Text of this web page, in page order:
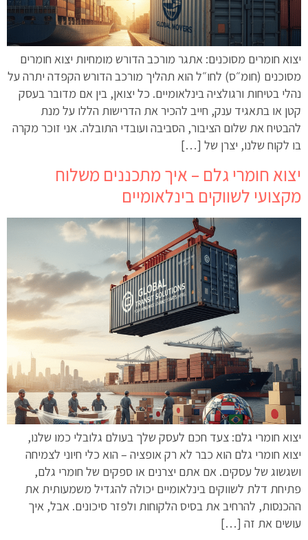
יצוא חומרים מסוכנים: אתגר מורכב הדורש מומחיות יצוא חומרים
מסוכנים (חומ״ס) לחו״ל הוא תהליך מורכב הדורש הקפדה יתרה על
נהלי בטיחות ורגולציה בינלאומיים. כל יצואן, בין אם מדובר בעסק
קטן או בתאגיד ענק, חייב להכיר את הדרישות הללו על מנת
להבטיח את שלום הציבור, הסביבה ועובדי התובלה. אני זוכר מקרה
בו לקוח שלנו, יצרן של […]
יצוא חומרי גלם – איך מתכננים משלוח
מקצועי לשווקים בינלאומיים
יצוא חומרי גלם: צעד חכם לעסק שלך בעולם גלובלי כמו שלנו,
יצוא חומרי גלם הוא כבר לא רק אופציה – הוא כלי חיוני לצמיחה
ושגשוג של עסקים. אם אתם יצרנים או ספקים של חומרי גלם,
פתיחת דלת לשווקים בינלאומיים יכולה להגדיל משמעותית את
ההכנסות, להרחיב את בסיס הלקוחות ולפזר סיכונים. אבל, איך
עושים את זה […]